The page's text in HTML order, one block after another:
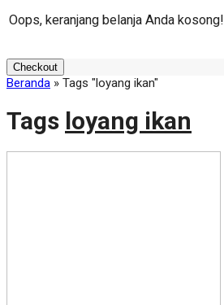
Oops, keranjang belanja Anda kosong!
Checkout
Beranda » Tags "loyang ikan"
Tags loyang ikan